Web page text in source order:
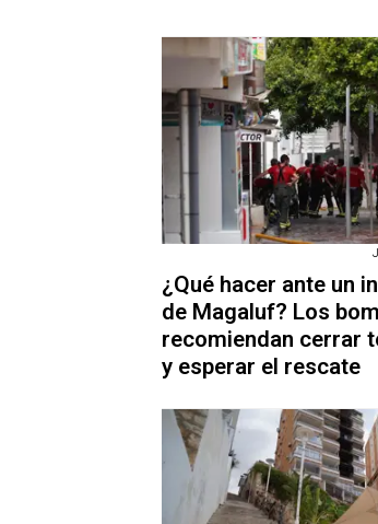
¿Qué hacer ante un
de Magaluf? Los
recomiendan cerrar
y esperar el rescate